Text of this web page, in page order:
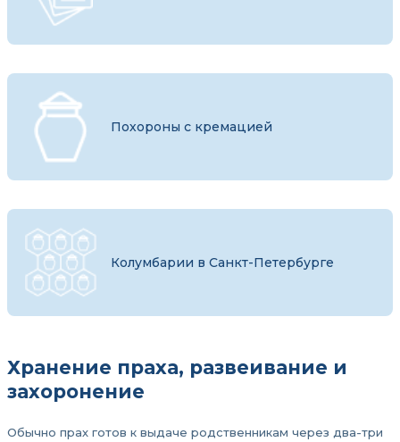
Похороны с кремацией
Колумбарии в Санкт-Петербурге
Хранение праха, развеивание и
захоронение
Обычно прах готов к выдаче родственникам через два-три